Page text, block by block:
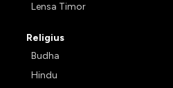
Lensa Timor
Religius
Budha
Hindu